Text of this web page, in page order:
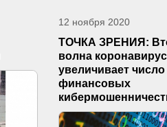
12 ноября 2020
ТОЧКА ЗРЕНИЯ:
волна
увеличивает число
финансовых